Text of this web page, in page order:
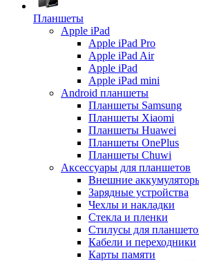
Планшеты
Apple iPad
Apple iPad Pro
Apple iPad Air
Apple iPad
Apple iPad mini
Android планшеты
Планшеты Samsung
Планшеты Xiaomi
Планшеты Huawei
Планшеты OnePlus
Планшеты Chuwi
Аксессуары для планшетов
Внешние
Зарядные устройства
Чехлы и накладки
Стекла и пленки
Стилусы для
Кабели и переходники
Карты памяти